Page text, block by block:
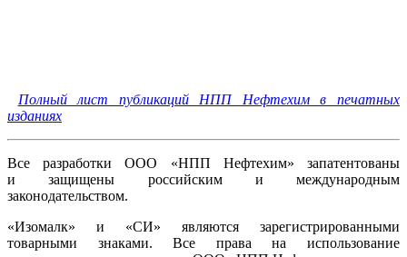
Полный лист публикаций НПП Нефтехим в печатных
изданиях
Все разработки ООО «НПП Нефтехим» запатентованы
и защищены российским и международным
законодательством.
«Изомалк» и «СИ» являются зарегистрированными
товарными знаками. Все права на использование